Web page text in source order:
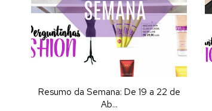
Resumo da Semana: De 19 a 22 de
Ab...